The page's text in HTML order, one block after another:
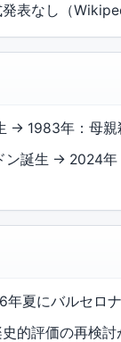
表なし（
→ 1983年：母
ン誕生 → 2024
年夏にバルセロ
的評価の再検討